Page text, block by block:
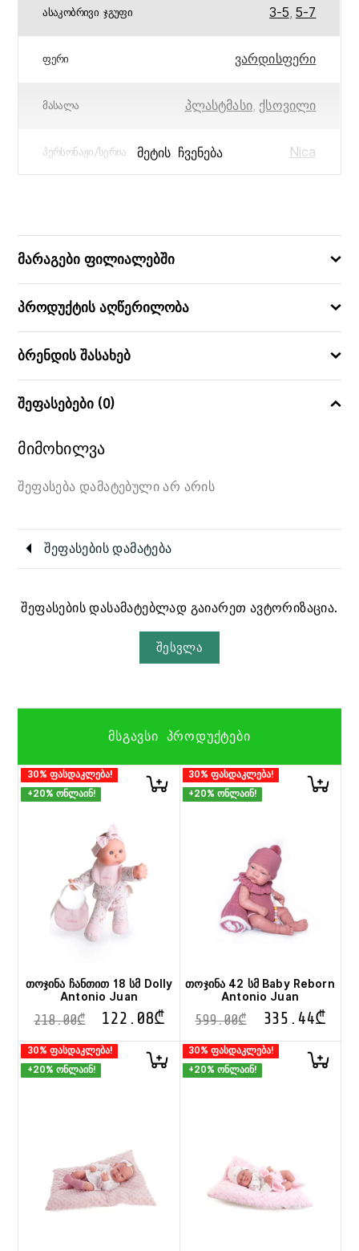
ᲐᲡᲐᲙᲝᲑᲠᲘᲕᲘ ᲯᲒᲣᲤᲘ 3-5, 5-7
ᲤᲔᲠᲘ ვარდისფერი
ᲛᲐᲡᲐᲚᲐ პლასტმასი, ქსოვილი
ᲞᲔᲠᲡᲝᲜᲐᲟᲘ/ᲡᲔᲠᲘᲐ Nica
ᲛᲔᲢᲘᲡ ᲩᲕᲔᲜᲔᲑᲐ
მარაგები ფილიალებში
პროდუქტის აღწერილობა
ბრენდის შასახებ
შეფასებები (0)
მიმოხილვა
შეფასება დამატებული არ არის
შეფასების დამატება
შეფასების დასამატებლად გაიარეთ ავტორიზაცია.
შესვლა
ᲛᲡᲒᲐᲕᲡᲘ ᲞᲠᲝᲓᲣᲥᲢᲔᲑᲘ
30% ფასდაკლება!
+20% ონლაინ!
თოჯინა ჩანთით 18 სმ Dolly
Antonio Juan
218.00₾ 122.08₾
30% ფასდაკლება!
+20% ონლაინ!
თოჯინა 42 სმ Baby Reborn
Antonio Juan
599.00₾ 335.44₾
30% ფასდაკლება!
+20% ონლაინ!
30% ფასდაკლება!
+20% ონლაინ!